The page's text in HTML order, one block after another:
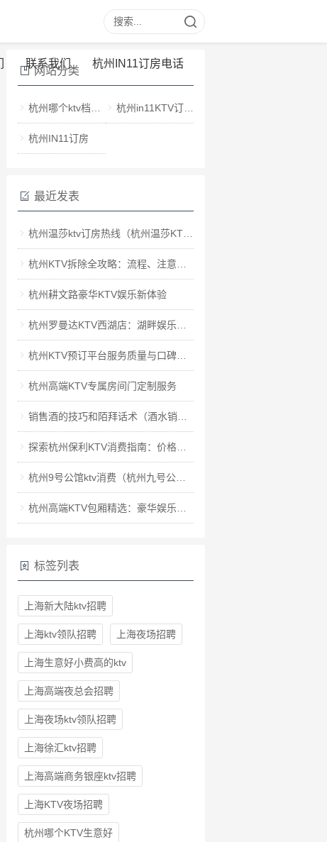
联系我们 杭州IN11订房电话
网站分类
杭州哪个ktv档次最高 杭州in11KTV订房电话多少
杭州IN11订房
最近发表
杭州温莎ktv订房热线（杭州温莎KTV预约热线）
杭州KTV拆除全攻略：流程、注意事项与环保指南
杭州耕文路豪华KTV娱乐新体验
杭州罗曼达KTV西湖店：湖畔娱乐新地标
杭州KTV预订平台服务质量与口碑评价
杭州高端KTV专属房间门定制服务
销售酒的技巧和陌拜话术（酒水销售艺术：创新策略与高效初接触话术）
探索杭州保利KTV消费指南：价格、规则及体验全解析
杭州9号公馆ktv消费（杭州九号公馆：探索高端KTV娱乐新体验）
杭州高端KTV包厢精选：豪华娱乐新体验
标签列表
上海新大陆ktv招聘
上海ktv领队招聘 上海夜场招聘
上海生意好小费高的ktv
上海高端夜总会招聘
上海夜场ktv领队招聘
上海徐汇ktv招聘
上海高端商务银座ktv招聘
上海KTV夜场招聘
杭州哪个KTV生意好